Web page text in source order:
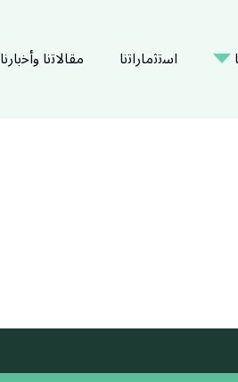
اﺳﺗﺛﻣﺎراﺗﻧﺎ ﻣﻘﺎﻻﺗﻧﺎ وأﺧﺑﺎرﻧﺎ